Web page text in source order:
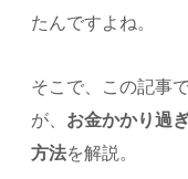
たんですよね。
そこで、この記事
が、 お金かかり過
方法を解説。